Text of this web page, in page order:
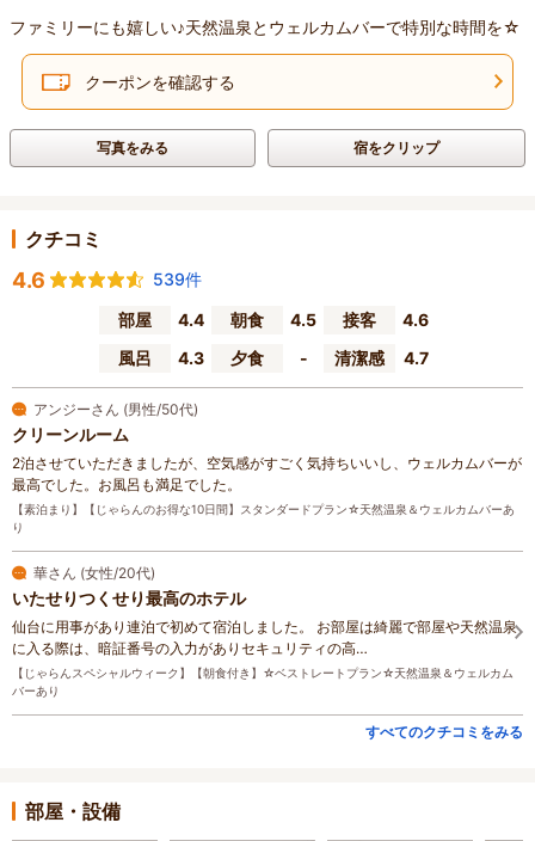
ファミリーにも嬉しい♪天然温泉とウェルカムバーで特別な時間を☆
クーポンを確認する
写真をみる 宿をクリップ
クチコミ
4.6
539件
部屋
4.4 朝食 4.5 接客
4.6
風呂
4.3 夕食 - 清潔感 4.7
アンジーさん (男性/50代)
クリーンルーム
2泊させていただきましたが、空気感がすごく気持ちいいし、ウェルカムバーが
最高でした。お風呂も満足でした。
【素泊まり】【じゃらんのお得な10日間】スタンダードプラン☆天然温泉＆ウェルカムバーあ
り
華さん (女性/20代)
いたせりつくせり最高のホテル
仙台に用事があり連泊で初めて宿泊しました。 お部屋は綺麗で部屋や天然温泉
に入る際は、暗証番号の入力がありセキュリティの高…
【じゃらんスペシャルウィーク】【朝食付き】☆ベストレートプラン☆天然温泉＆ウェルカム
バーあり
すべてのクチコミをみる
部屋・設備